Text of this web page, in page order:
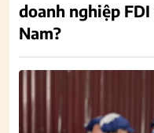
doanh nghiệp
Nam?